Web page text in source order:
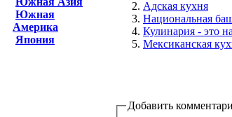
Южная
Америка
Япония
Адская кухня
Национальная
Кулинария - это
Мексиканская
Добавить